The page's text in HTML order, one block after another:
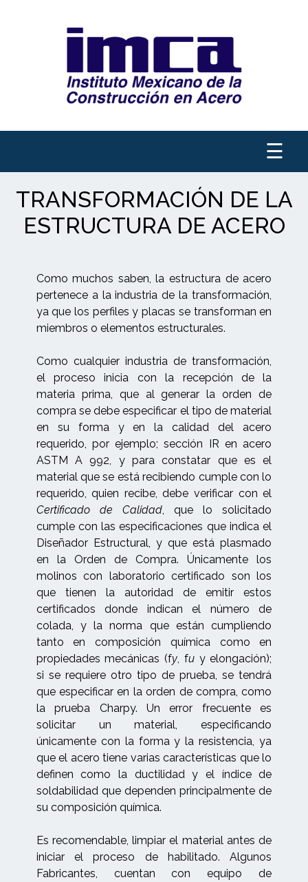
☰
TRANSFORMACIÓN DE LA
ESTRUCTURA DE ACERO
Como muchos saben, la estructura de acero
pertenece a la industria de la transformación,
ya que los perfiles y placas se transforman en
miembros o elementos estructurales.
Como cualquier industria de transformación,
el proceso inicia con la recepción de la
materia prima, que al generar la orden de
compra se debe especificar el tipo de material
en su forma y en la calidad del acero
requerido, por ejemplo; sección IR en acero
ASTM A 992, y para constatar que es el
material que se está recibiendo cumple con lo
requerido, quien recibe, debe verificar con el
Certificado de Calidad, que lo solicitado
cumple con las especificaciones que indica el
Diseñador Estructural, y que está plasmado
en la Orden de Compra. Únicamente los
molinos con laboratorio certificado son los
que tienen la autoridad de emitir estos
certificados donde indican el número de
colada, y la norma que están cumpliendo
tanto en composición química como en
propiedades mecánicas (fy, fuy elongación);
si se requiere otro tipo de prueba, se tendrá
que especificar en la orden de compra, como
la prueba Charpy. Un error frecuente es
solicitar un material, especificando
únicamente con la forma y la resistencia, ya
que el acero tiene varias características que lo
definen como la ductilidad y el índice de
soldabilidad que dependen principalmente de
su composición química.
Es recomendable, limpiar el material antes de
iniciar el proceso de habilitado. Algunos
Fabricantes, cuentan con equipo de